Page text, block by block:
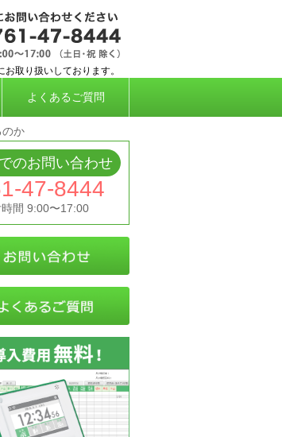
ーダー、勤怠管理システムなら
取り扱いしております。
よくあるご質問
のか
のお問い合わせ
47-8444
間 9:00〜17:00